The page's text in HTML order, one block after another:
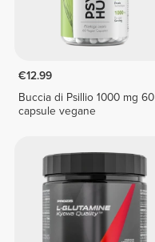
€12.99
Buccia di Psillio 1000 mg 60
capsule vegane